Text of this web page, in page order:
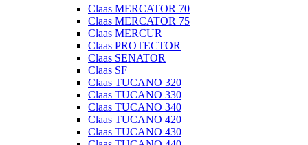
Claas MERCATOR 70
Claas MERCATOR 75
Claas MERCUR
Claas PROTECTOR
Claas SENATOR
Claas SF
Claas TUCANO 320
Claas TUCANO 330
Claas TUCANO 340
Claas TUCANO 420
Claas TUCANO 430